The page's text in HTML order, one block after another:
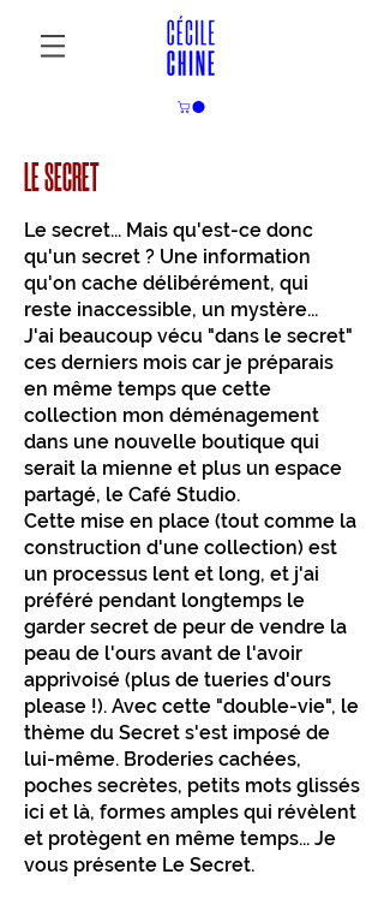
LE SECRET
Le secret... Mais qu'est-ce donc
qu'un secret ? Une information
qu'on cache délibérément, qui
reste inaccessible, un mystère...
J'ai beaucoup vécu "dans le secret"
ces derniers mois car je préparais
en même temps que cette
collection mon déménagement
dans une nouvelle boutique qui
serait la mienne et plus un espace
partagé, le Café Studio.
Cette mise en place (tout comme la
construction d'une collection) est
un processus lent et long, et j'ai
préféré pendant longtemps le
garder secret de peur de vendre la
peau de l'ours avant de l'avoir
apprivoisé (plus de tueries d'ours
please !). Avec cette "double-vie", le
thème du Secret s'est imposé de
lui-même. Broderies cachées,
poches secrètes, petits mots glissés
ici et là, formes amples qui révèlent
et protègent en même temps... Je
vous présente Le Secret.